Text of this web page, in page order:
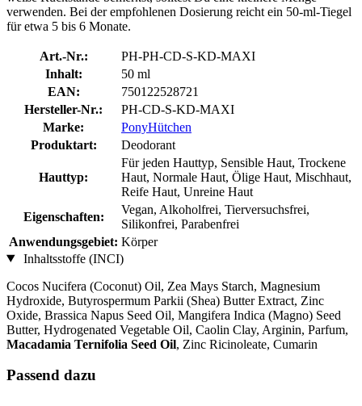
verwenden. Bei der empfohlenen Dosierung reicht ein 50-ml-Tiegel
für etwa 5 bis 6 Monate.
Art.-Nr.:
PH-PH-CD-S-KD-MAXI
Inhalt:
50 ml
EAN:
750122528721
Hersteller-Nr.:
PH-CD-S-KD-MAXI
Marke:
PonyHütchen
Produktart:
Deodorant
Hauttyp:
Für jeden Hauttyp, Sensible Haut, Trockene
Haut, Normale Haut, Ölige Haut, Mischhaut,
Reife Haut, Unreine Haut
Eigenschaften:
Vegan, Alkoholfrei, Tierversuchsfrei,
Silikonfrei, Parabenfrei
Anwendungsgebiet: Körper
Inhaltsstoffe (INCI)
Cocos Nucifera (Coconut) Oil, Zea Mays Starch, Magnesium
Hydroxide, Butyrospermum Parkii (Shea) Butter Extract, Zinc
Oxide, Brassica Napus Seed Oil, Mangifera Indica (Magno) Seed
Butter, Hydrogenated Vegetable Oil, Caolin Clay, Arginin, Parfum,
Macadamia Ternifolia Seed Oil, Zinc Ricinoleate, Cumarin
Passend dazu